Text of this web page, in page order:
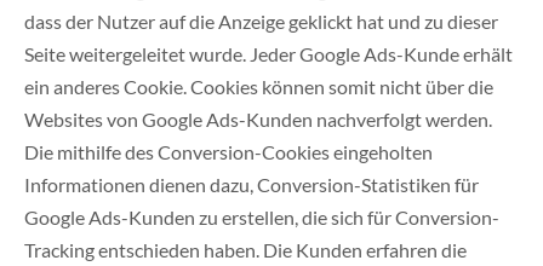
dass der Nutzer auf die Anzeige geklickt hat und zu dieser
Seite weitergeleitet wurde. Jeder Google Ads-Kunde erhält
ein anderes Cookie. Cookies können somit nicht über die
Websites von Google Ads-Kunden nachverfolgt werden.
Die mithilfe des Conversion-Cookies eingeholten
Informationen dienen dazu, Conversion-Statistiken für
Google Ads-Kunden zu erstellen, die sich für Conversion-
Tracking entschieden haben. Die Kunden erfahren die